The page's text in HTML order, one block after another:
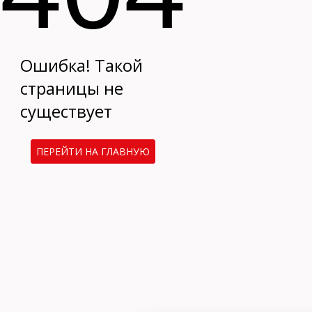
Ошибка! Такой
страницы не
существует
ПЕРЕЙТИ НА ГЛАВНУЮ